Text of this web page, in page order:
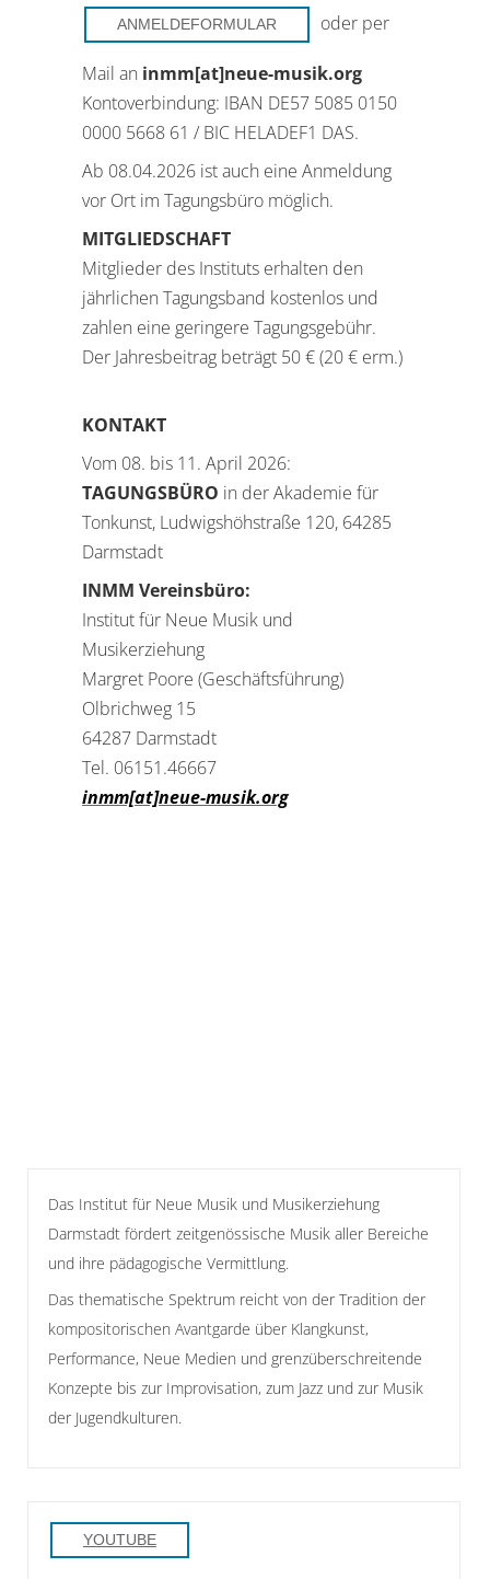
ANMELDEFORMULAR oder per
Mail an inmm[at]neue-musik.org
Kontoverbindung: IBAN DE57 5085 0150
0000 5668 61 / BIC HELADEF1 DAS.
Ab 08.04.2026 ist auch eine Anmeldung
vor Ort im Tagungsbüro möglich.
MITGLIEDSCHAFT
Mitglieder des Instituts erhalten den
jährlichen Tagungsband kostenlos und
zahlen eine geringere Tagungsgebühr.
Der Jahresbeitrag beträgt 50 € (20 € erm.)
KONTAKT
Vom 08. bis 11. April 2026:
TAGUNGSBÜRO in der Akademie für
Tonkunst, Ludwigshöhstraße 120, 64285
Darmstadt
INMM Vereinsbüro:
Institut für Neue Musik und
Musikerziehung
Margret Poore (Geschäftsführung)
Olbrichweg 15
64287 Darmstadt
Tel. 06151.46667
inmm[at]neue-musik.org
Das Institut für Neue Musik und Musikerziehung
Darmstadt fördert zeitgenössische Musik aller Bereiche
und ihre pädagogische Vermittlung.
Das thematische Spektrum reicht von der Tradition der
kompositorischen Avantgarde über Klangkunst,
Performance, Neue Medien und grenzüberschreitende
Konzepte bis zur Improvisation, zum Jazz und zur Musik
der Jugendkulturen.
YOUTUBE